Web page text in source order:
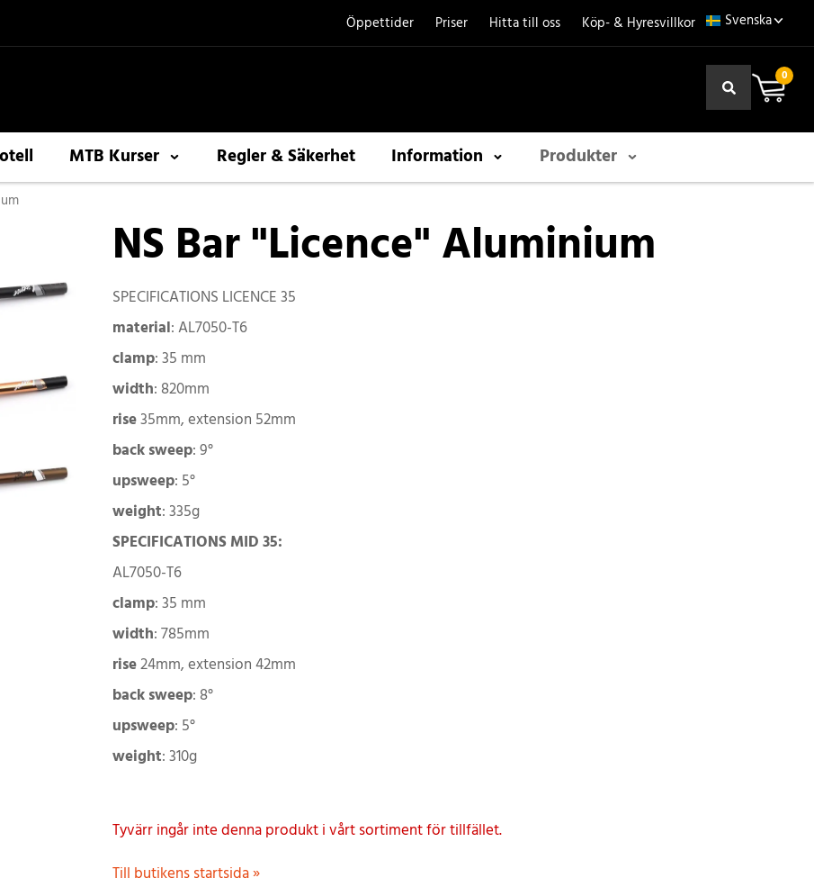
Öppettider Priser Hitta till oss Köp- & Hyresvillkor
0
MTB Kurser Regler & Säkerhet Information Produkter
NS Bar "Licence" Aluminium
SPECIFICATIONS LICENCE 35
material: AL7050-T6
clamp: 35 mm
width: 820mm
rise35mm, extension 52mm
backsweep: 9°
upsweep: 5°
weight: 335g
SPECIFICATIONS MID 35:
AL7050-T6
clamp: 35 mm
width: 785mm
rise24mm, extension 42mm
backsweep: 8°
upsweep: 5°
weight: 310g
Tyvärr ingår inte denna produkt i vårt sortiment för tillfället.
Till butikens startsida »